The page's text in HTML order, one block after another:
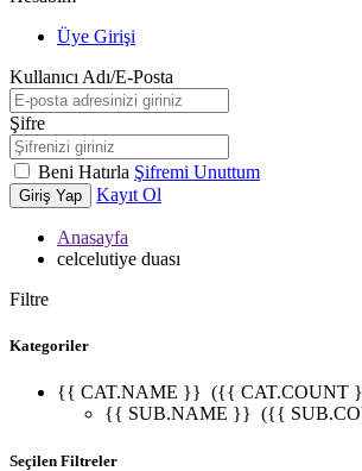
Üye Girişi
Kullanıcı Adı/E-Posta
Şifre
Beni Hatırla Şifremi Unuttum
Giriş Yap Kayıt Ol
Anasayfa
celcelutiye duası
Filtre
Kategoriler
{{ CAT.NAME }} ({{ CAT.COUNT
{{ SUB.NAME }} ({{
Seçilen Filtreler